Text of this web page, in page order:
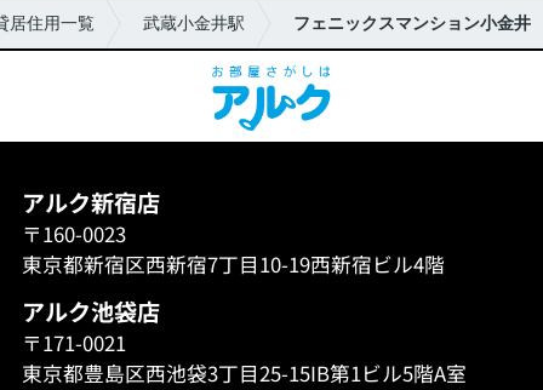
居住用一覧 武蔵小金井駅 フェニックスマンション小金井
アルク新宿店
〒160-0023
東京都新宿区西新宿7丁目10-19西新宿ビル4階
アルク池袋店
〒171-0021
東京都豊島区西池袋3丁目25-15IB第1ビル5階A室